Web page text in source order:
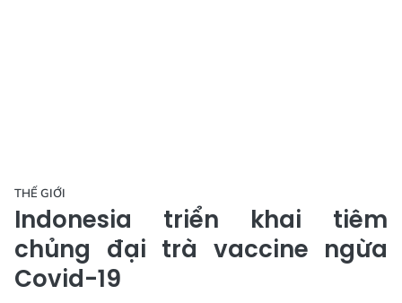
THẾ GIỚI
Indonesia triển khai tiêm
chủng đại trà vaccine ngừa
Covid-19